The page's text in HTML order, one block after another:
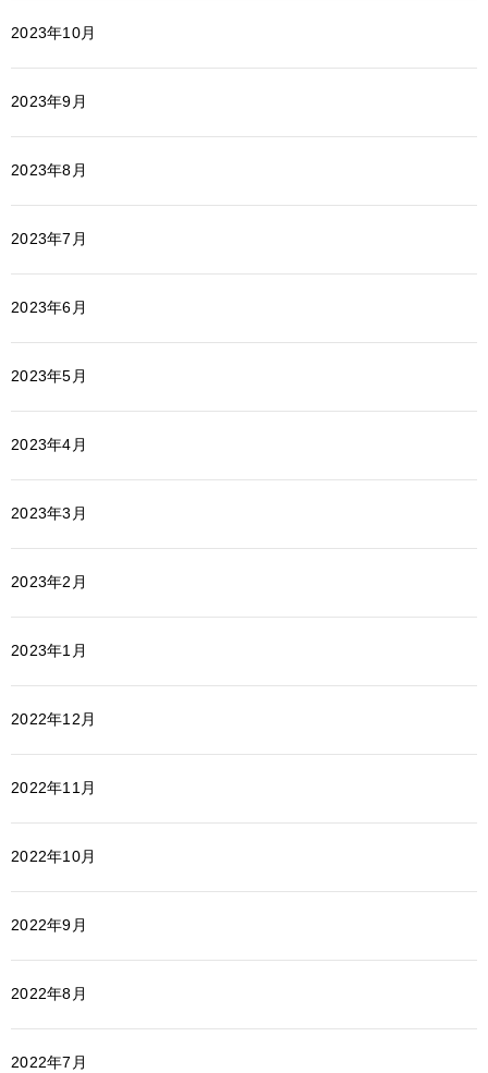
2023年10月
2023年9月
2023年8月
2023年7月
2023年6月
2023年5月
2023年4月
2023年3月
2023年2月
2023年1月
2022年12月
2022年11月
2022年10月
2022年9月
2022年8月
2022年7月